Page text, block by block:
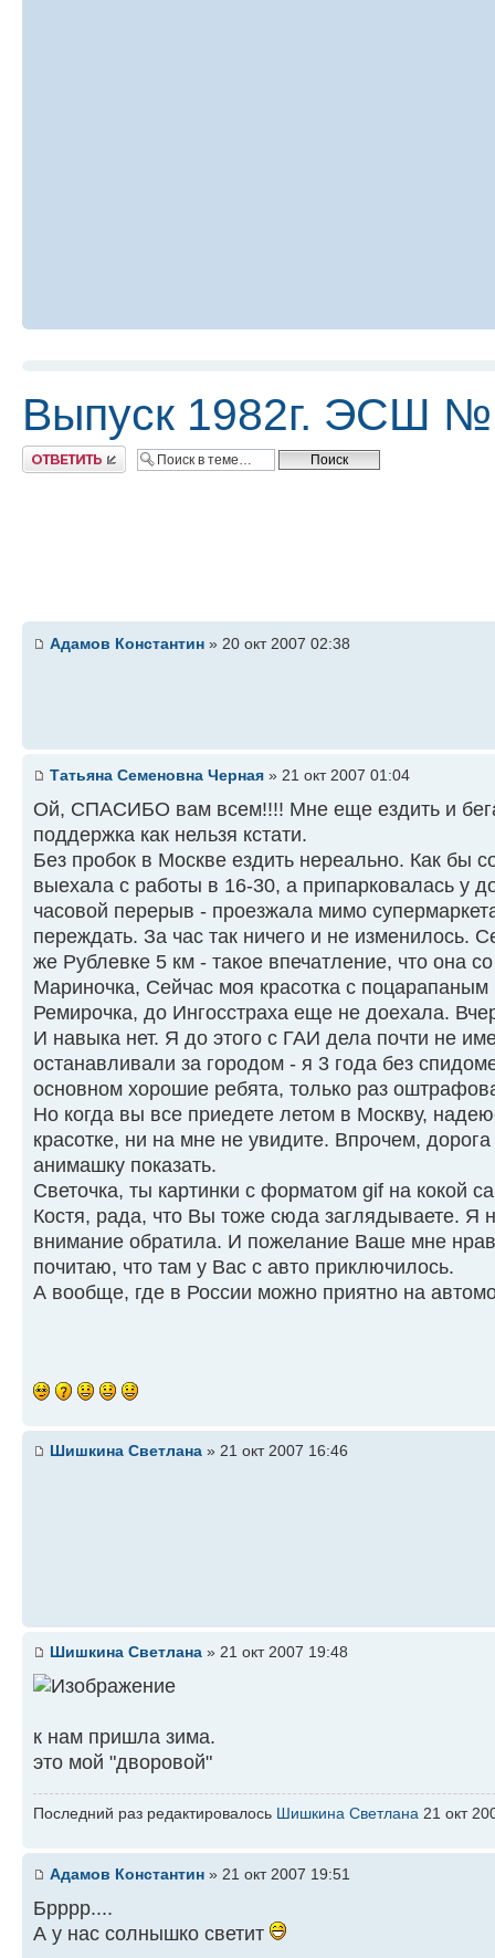
Выпуск 1982г. ЭСШ
Ответить
Адамов Константин » 20 окт 2007 02:38
Татьяна Семеновна Черная » 21 окт 2007 01:04
Ой, СПАСИБО вам всем!!!! Мне еще ездить и
поддержка как нельзя кстати.
Без пробок в Москве ездить нереально. Как бы
выехала с работы в 16-30, а припарковалась у
часовой перерыв - проезжала мимо
переждать. За час так ничего и не изменилось.
же Рублевке 5 км - такое впечатление, что она
Мариночка, Сейчас моя красотка с поцарапаным
Ремирочка, до Ингосстраха еще не доехала.
И навыка нет. Я до этого с ГАИ дела почти не
останавливали за городом - я 3 года без
основном хорошие ребята, только раз
Но когда вы все приедете летом в Москву,
красотке, ни на мне не увидите. Впрочем,
анимашку показать.
Светочка, ты картинки с форматом gif на кокой
Костя, рада, что Вы тоже сюда заглядываете. Я
внимание обратила. И пожелание Ваше мне
почитаю, что там у Вас с авто приключилось.
А вообще, где в России можно приятно на
Шишкина Светлана » 21 окт 2007 16:46
Шишкина Светлана » 21 окт 2007 19:48
к нам пришла зима.
это мой "дворовой"
Последний раз редактировалось Шишкина Светлана 21 окт
Адамов Константин » 21 окт 2007 19:51
Брррр....
А у нас солнышко светит